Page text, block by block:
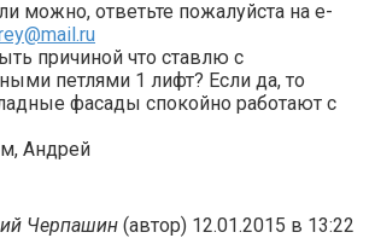
можно, ответьте пожалуйста на e-
причиной что ставлю с
петлями 1 лифт? Если да, то
фасады спокойно работают с
Андрей
Черпашин (автор) 12.01.2015 в 13:22